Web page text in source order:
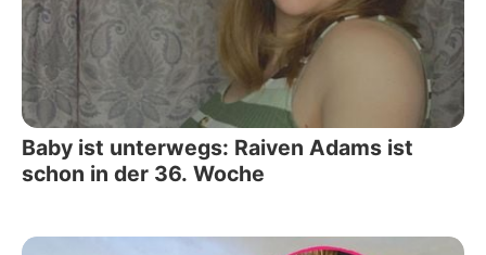
Baby ist unterwegs: Raiven Adams ist
schon in der 36. Woche